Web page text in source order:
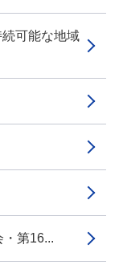
可能な地域
第16...